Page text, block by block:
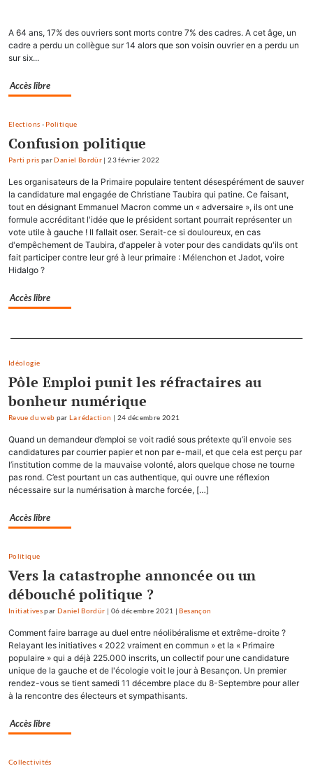
A 64 ans, 17% des ouvriers sont morts contre 7% des cadres. A cet âge, un
cadre a perdu un collègue sur 14 alors que son voisin ouvrier en a perdu un
sur six...
Accès libre
Elections - Politique
Confusion politique
Parti pris par Daniel Bordür |23 février 2022
Les organisateurs de la Primaire populaire tentent désespérément de sauver
la candidature mal engagée de Christiane Taubira qui patine. Ce faisant,
tout en désignant Emmanuel Macron comme un « adversaire », ils ont une
formule accréditant l'idée que le président sortant pourrait représenter un
vote utile à gauche ! Il fallait oser. Serait-ce si douloureux, en cas
d'empêchement de Taubira, d'appeler à voter pour des candidats qu'ils ont
fait participer contre leur gré à leur primaire : Mélenchon et Jadot, voire
Hidalgo ?
Accès libre
Separateur
Idéologie
Pôle Emploi punit les réfractaires au
bonheur numérique
Revue du web par La rédaction 24 décembre 2021
Quand un demandeur d’emploi se voit radié sous prétexte qu’il envoie ses
candidatures par courrier papier et non par e-mail, et que cela est perçu par
l’institution comme de la mauvaise volonté, alors quelque chose ne tourne
pas rond. C’est pourtant un cas authentique, qui ouvre une réflexion
nécessaire sur la numérisation à marche forcée, […]
Accès libre
Politique
Vers la catastrophe annoncée ou un
débouché politique ?
Initiativespar Daniel Bordür 06 décembre 2021 Besançon
Comment faire barrage au duel entre néolibéralisme et extrême-droite ?
Relayant les initiatives « 2022 vraiment en commun » et la « Primaire
populaire » qui a déjà 225.000 inscrits, un collectif pour une candidature
unique de la gauche et de l'écologie voit le jour à Besançon. Un premier
rendez-vous se tient samedi 11 décembre place du 8-Septembre pour aller
à la rencontre des électeurs et sympathisants.
Accès libre
Collectivités